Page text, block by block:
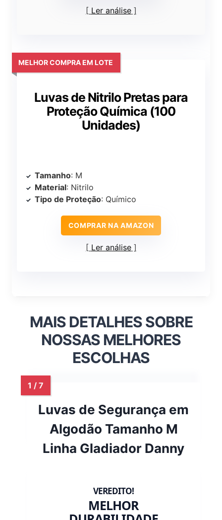
Ler análise
Luvas de Nitrilo Pretas para
Proteção Química (100
Unidades)
MELHOR COMPRA EM LOTE
Tamanho: M
Material: Nitrilo
Tipo de Proteção: Químico
COMPRAR NA AMAZON
Ler análise
MAIS DETALHES SOBRE
NOSSAS MELHORES
ESCOLHAS
Luvas de Segurança em
Algodão Tamanho M
Linha Gladiador Danny
MELHOR